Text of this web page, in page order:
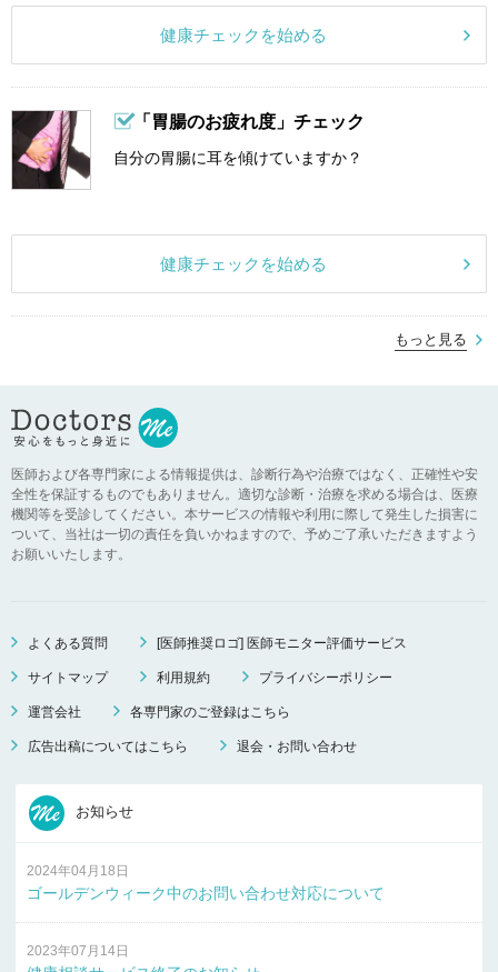
健康チェックを始める
「胃腸のお疲れ度」チェック
自分の胃腸に耳を傾けていますか？
健康チェックを始める
もっと見る
医師および各専門家による情報提供は、診断行為や治療ではなく、正確性や安
全性を保証するものでもありません。適切な診断・治療を求める場合は、医療
機関等を受診してください。本サービスの情報や利用に際して発生した損害に
ついて、当社は一切の責任を負いかねますので、予めご了承いただきますよう
お願いいたします。
よくある質問 [医師推奨ロゴ] 医師モニター評価サービス
サイトマップ 利用規約 プライバシーポリシー
運営会社 各専門家のご登録はこちら
広告出稿についてはこちら 退会・お問い合わせ
お知らせ
2024年04月18日
ゴールデンウィーク中のお問い合わせ対応について
2023年07月14日